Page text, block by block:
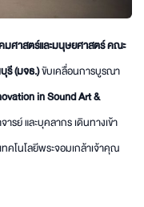
มศาสตร์และมนุษยศาสตร์ คณะ
รี (มจธ.)ขับเคลื่อนการบูรณา
in Sound Art &
ย์ และบุคลากร เดินทางเข้า
โนโลยีพระจอมเกล้าเจ้าคุณ